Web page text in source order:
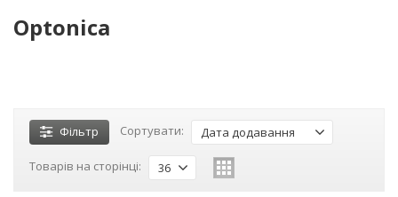
Optonica
Фільтр Сортувати: Дата додавання
Товарів на сторінці: 36